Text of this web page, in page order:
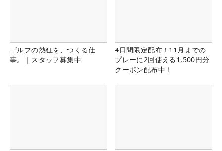
ゴルフの熱狂を、つくる仕
事。｜スタッフ募集中
4日間限定配布！11月までの
プレーに2回使える1,500円分
クーポン配布中！